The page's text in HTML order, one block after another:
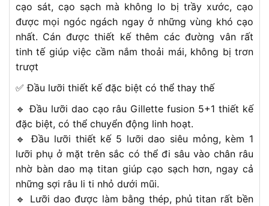
cạo sát, cạo sạch mà không lo bị trầy xước, cạo
được mọi ngóc ngách ngay ở những vùng khó cạo
nhất. Cán được thiết kế thêm các đường vân rất
tinh tế giúp việc cầm nắm thoải mái, không bị trơn
trượt
✅ Đầu lưỡi thiết kế đặc biệt có thể thay thế
🔹 Đầu lưỡi dao cạo râu Gillette fusion 5+1 thiết kế
đặc biệt, có thể chuyển động linh hoạt.
🔹 Đầu lưỡi thiết kế 5 lưỡi dao siêu mỏng, kèm 1
lưỡi phụ ở mặt trên sắc có thể đi sâu vào chân râu
nhờ bàn dao mạ titan giúp cạo sạch hơn, ngay cả
những sợi râu li ti nhỏ dưới mũi.
🔹 Lưỡi dao được làm bằng thép, phủ titan rất bền